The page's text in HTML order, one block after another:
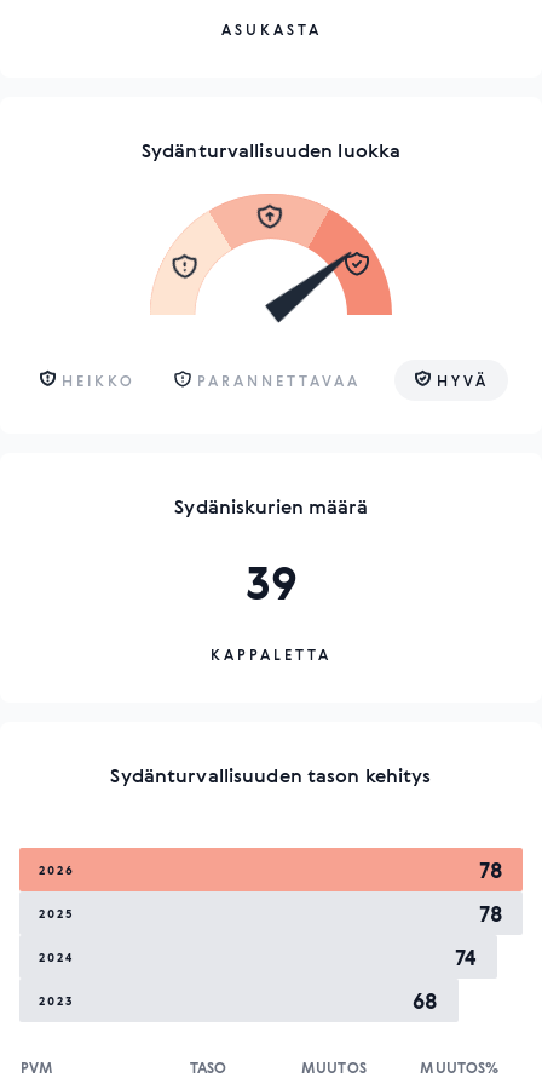
ASUKASTA
Sydänturvallisuuden luokka
HEIKKO PARANNETTAVAA HYVÄ
Sydäniskurien määrä
39
KAPPALETTA
Sydänturvallisuuden tason kehitys
2026 78
2025 78
2024 74
2023 68
PVM TASO MUUTOS MUUTOS%